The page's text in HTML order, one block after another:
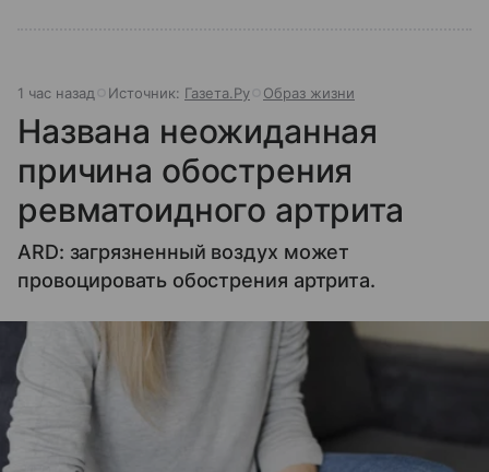
1 час назад Источник: Газета.Ру Образ жизни
Названа неожиданная
причина обострения
ревматоидного артрита
ARD: загрязненный воздух может
провоцировать обострения артрита.